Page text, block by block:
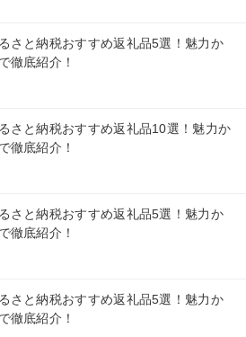
さと納税おすすめ返礼品5選！魅力か
徹底紹介！
さと納税おすすめ返礼品10選！魅力か
徹底紹介！
さと納税おすすめ返礼品5選！魅力か
徹底紹介！
さと納税おすすめ返礼品5選！魅力か
徹底紹介！